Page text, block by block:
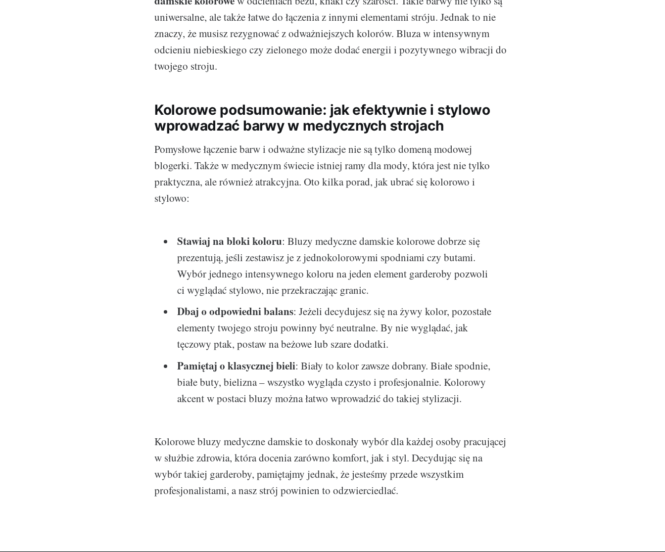
uniwersalne, ale także łatwe do łączenia z innymi elementami stróju. Jednak to nie
znaczy, że musisz rezygnować z odważniejszych kolorów. Bluza w intensywnym
odcieniu niebieskiego czy zielonego może dodać energii i pozytywnego wibracji do
twojego stroju.
Kolorowe podsumowanie: jak efektywnie i stylowo
wprowadzać barwy w medycznych strojach
Pomysłowe łączenie barw i odważne stylizacje nie są tylko domeną modowej
blogerki. Także w medycznym świecie istniej ramy dla mody, która jest nie tylko
praktyczna, ale również atrakcyjna. Oto kilka porad, jak ubrać się kolorowo i
stylowo:
Stawiaj na bloki koloru: Bluzy medyczne damskie kolorowe dobrze się
prezentują, jeśli zestawisz je z jednokolorowymi spodniami czy butami.
Wybór jednego intensywnego koloru na jeden element garderoby pozwoli
ci wyglądać stylowo, nie przekraczając granic.
Dbaj o odpowiedni balans: Jeżeli decydujesz się na żywy kolor, pozostałe
elementy twojego stroju powinny być neutralne. By nie wyglądać, jak
tęczowy ptak, postaw na beżowe lub szare dodatki.
Pamiętaj o klasycznej bieli: Biały to kolor zawsze dobrany. Białe spodnie,
białe buty, bielizna – wszystko wygląda czysto i profesjonalnie. Kolorowy
akcent w postaci bluzy można łatwo wprowadzić do takiej stylizacji.
Kolorowe bluzy medyczne damskie to doskonały wybór dla każdej osoby pracującej
w służbie zdrowia, która docenia zarówno komfort, jak i styl. Decydując się na
wybór takiej garderoby, pamiętajmy jednak, że jesteśmy przede wszystkim
profesjonalistami, a nasz strój powinien to odzwierciedlać.